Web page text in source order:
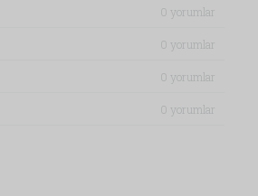
0 yorumlar
0 yorumlar
0 yorumlar
0 yorumlar